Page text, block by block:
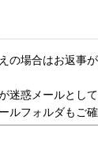
の場合はお返事
迷惑メールとし
ルフォルダもご確